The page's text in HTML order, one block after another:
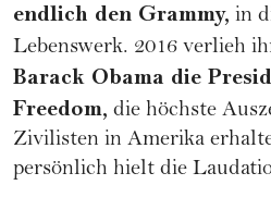
endlich den Grammy, in
Lebenswerk. 2016 verlieh
Barack Obama die
Freedom, die höchste
Zivilisten in Amerika
persönlich hielt die